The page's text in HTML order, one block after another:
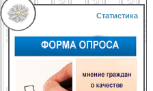
Статистика